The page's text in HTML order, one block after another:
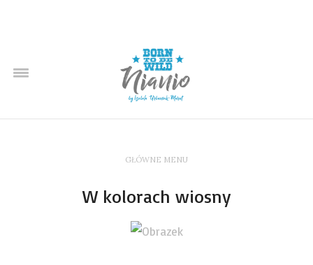
GŁÓWNE MENU
W kolorach wiosny